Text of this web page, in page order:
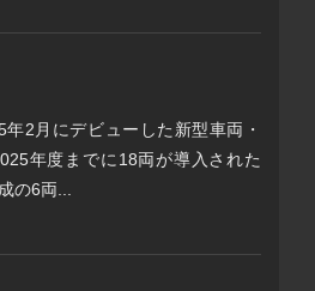
2月にデビューした新型車両・
年度までに18両が導入された
の6両...